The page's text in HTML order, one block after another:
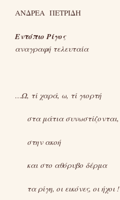
ΑΝΔΡΕΑ ΠΕΤΡΙΔΗ
Εντόπιο Ρίγος
αναγραφή τελευταία
…Ω, τί χαρά, ω, τί γιορτή
στα μάτια συνωστίζονται,
στην ακοή
και στο αθόρυβο δέρμα
τα ρίγη, οι εικόνες, οι ήχοι !